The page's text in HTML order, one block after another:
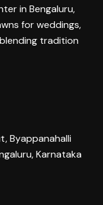
in Bengaluru,
for weddings,
tradition
Byappanahalli
Karnataka